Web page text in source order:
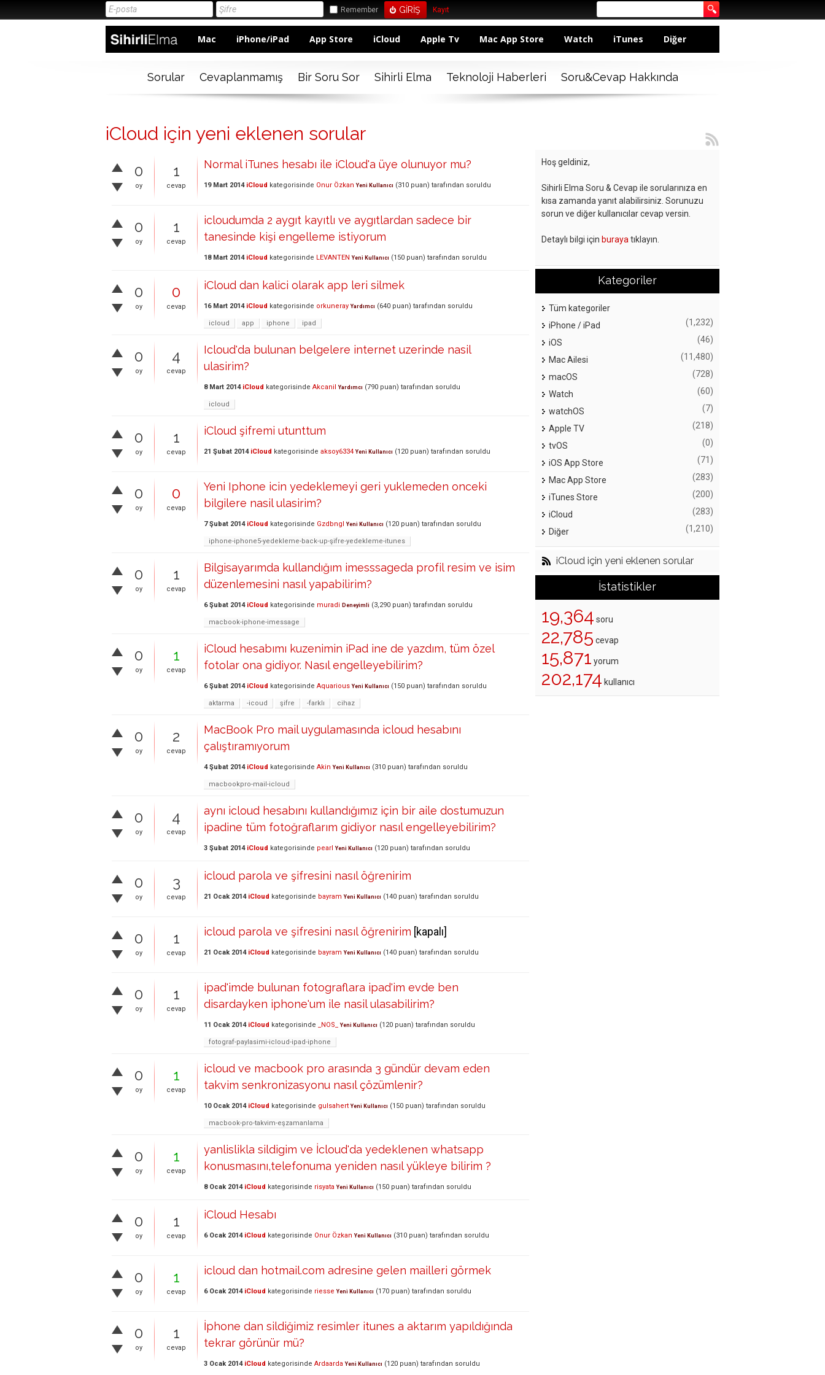
Remember Kayıt
Mac iPhone/iPad App Store iCloud Apple Tv Mac App Store Watch iTunes Diğer
Sorular Cevaplanmamış Bir Soru Sor Sihirli Elma Teknoloji Haberleri Soru&Cevap Hakkında
iCloud için yeni eklenen sorular
0
oy
1
cevap
Normal iTunes hesabı ile iCloud'a üye olunuyor mu?
19 Mart 2014 iCloud kategorisinde Onur Özkan Yeni Kullanıcı (310 puan) tarafından soruldu
0
oy
1
cevap
icloudumda 2 aygıt kayıtlı ve aygıtlardan sadece bir
tanesinde kişi engelleme istiyorum
18 Mart 2014 iCloud kategorisinde LEVANTEN Yeni Kullanıcı (150 puan) tarafından soruldu
0
oy
0
cevap
iCloud dan kalici olarak app leri silmek
16 Mart 2014 iCloud kategorisinde orkuneray Yardımcı (640 puan) tarafından soruldu
icloud app iphone ipad
0
oy
4
cevap
Icloud'da bulunan belgelere internet uzerinde nasil
ulasirim?
8 Mart 2014 iCloud kategorisinde Akcanil Yardımcı (790 puan) tarafından soruldu
icloud
0
oy
1
cevap
iCloud şifremi utunttum
21 Şubat 2014 iCloud kategorisinde aksoy6334 Yeni Kullanıcı (120 puan) tarafından soruldu
0
oy
0
cevap
Yeni Iphone icin yedeklemeyi geri yuklemeden onceki
bilgilere nasil ulasirim?
7 Şubat 2014 iCloud kategorisinde Gzdbngl Yeni Kullanıcı (120 puan) tarafından soruldu
iphone-iphone5-yedekleme-back-up-şifre-yedekleme-itunes
0
oy
1
cevap
Bilgisayarımda kullandığım imesssageda profil resim ve isim
düzenlemesini nasıl yapabilirim?
6 Şubat 2014 iCloud kategorisinde muradi Deneyimli (3,290 puan) tarafından soruldu
macbook-iphone-imessage
0
oy
1
cevap
iCloud hesabımı kuzenimin iPad ine de yazdım, tüm özel
fotolar ona gidiyor. Nasıl engelleyebilirim?
6 Şubat 2014 iCloud kategorisinde Aquarious Yeni Kullanıcı (150 puan) tarafından soruldu
aktarma -icoud şifre -farklı cihaz
0
oy
2
cevap
MacBook Pro mail uygulamasında icloud hesabını
çalıştıramıyorum
4 Şubat 2014 iCloud kategorisinde Akin Yeni Kullanıcı (310 puan) tarafından soruldu
macbookpro-mail-icloud
0
oy
4
cevap
aynı icloud hesabını kullandığımız için bir aile dostumuzun
ipadine tüm fotoğraflarım gidiyor nasıl engelleyebilirim?
3 Şubat 2014 iCloud kategorisinde pearl Yeni Kullanıcı (120 puan) tarafından soruldu
0
oy
3
cevap
icloud parola ve şifresini nasıl öğrenirim
21 Ocak 2014 iCloud kategorisinde bayram Yeni Kullanıcı (140 puan) tarafından soruldu
0
oy
1
cevap
icloud parola ve şifresini nasıl öğrenirim [kapalı]
21 Ocak 2014 iCloud kategorisinde bayram Yeni Kullanıcı (140 puan) tarafından soruldu
0
oy
1
cevap
ipad'imde bulunan fotograflara ipad'im evde ben
disardayken iphone'um ile nasil ulasabilirim?
11 Ocak 2014 iCloud kategorisinde _NOS_ Yeni Kullanıcı (120 puan) tarafından soruldu
fotograf-paylasimi-icloud-ipad-iphone
0
oy
1
cevap
icloud ve macbook pro arasında 3 gündür devam eden
takvim senkronizasyonu nasıl çözümlenir?
10 Ocak 2014 iCloud kategorisinde gulsahert Yeni Kullanıcı (150 puan) tarafından soruldu
macbook-pro-takvim-eşzamanlama
0
oy
1
cevap
yanlislikla sildigim ve İcloud'da yedeklenen whatsapp
konusmasını,telefonuma yeniden nasıl yükleye bilirim ?
8 Ocak 2014 iCloud kategorisinde risyata Yeni Kullanıcı (150 puan) tarafından soruldu
0
oy
1
cevap
iCloud Hesabı
6 Ocak 2014 iCloud kategorisinde Onur Özkan Yeni Kullanıcı (310 puan) tarafından soruldu
0
oy
1
cevap
icloud dan hotmail.com adresine gelen mailleri görmek
6 Ocak 2014 iCloud kategorisinde riesse Yeni Kullanıcı (170 puan) tarafından soruldu
0
oy
1
cevap
İphone dan sildiğimiz resimler itunes a aktarım yapıldığında
tekrar görünür mü?
3 Ocak 2014 iCloud kategorisinde Ardaarda Yeni Kullanıcı (120 puan) tarafından soruldu
Hoş geldiniz,
Sihirli Elma Soru & Cevap ile sorularınıza en
kısa zamanda yanıt alabilirsiniz. Sorunuzu
sorun ve diğer kullanıcılar cevap versin.
Detaylı bilgi için buraya tıklayın.
Kategoriler
Tüm kategoriler
iPhone / iPad
(1,232)
iOS (46)
Mac Ailesi (11,480)
macOS (728)
Watch (60)
watchOS (7)
Apple TV (218)
tvOS (0)
iOS App Store (71)
Mac App Store (283)
iTunes Store (200)
iCloud (283)
Diğer (1,210)
iCloud için yeni eklenen sorular
İstatistikler
19,364 soru
22,785 cevap
15,871 yorum
202,174 kullanıcı